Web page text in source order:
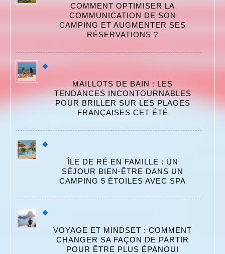
COMMENT OPTIMISER LA
COMMUNICATION DE SON
CAMPING ET AUGMENTER SES
RÉSERVATIONS ?
MAILLOTS DE BAIN : LES
TENDANCES INCONTOURNABLES
POUR BRILLER SUR LES PLAGES
FRANÇAISES CET ÉTÉ
ÎLE DE RÉ EN FAMILLE : UN
SÉJOUR BIEN-ÊTRE DANS UN
CAMPING 5 ÉTOILES AVEC SPA
VOYAGE ET MINDSET : COMMENT
CHANGER SA FAÇON DE PARTIR
POUR ÊTRE PLUS ÉPANOUI